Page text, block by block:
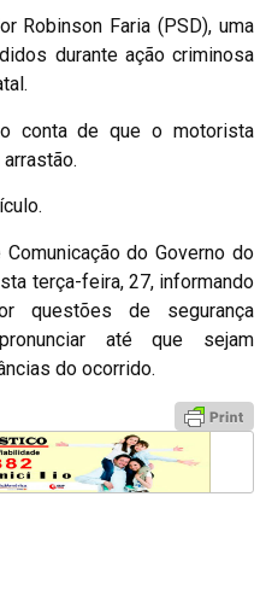
Robinson Faria (PSD), uma
durante ação criminosa
conta de que o motorista
do Governo do
terça-feira, 27, informando
questões de segurança
até que sejam
do ocorrido.